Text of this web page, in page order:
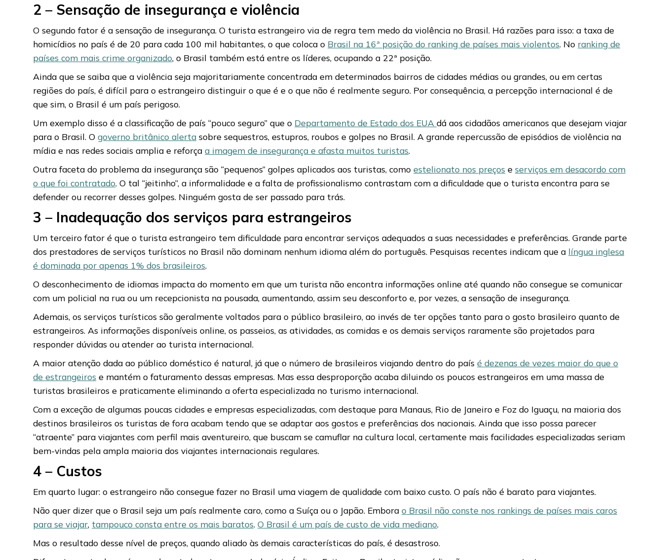
2 – Sensação de insegurança e violência
O segundo fator é a sensação de insegurança. O turista estrangeiro via de regra tem medo da violência no Brasil. Há razões para isso: a taxa de
homicídios no país é de 20 para cada 100 mil habitantes, o que coloca o Brasil na 16ª posição do ranking de países mais violentos. No ranking de
países com mais crime organizado, o Brasil também está entre os líderes, ocupando a 22ª posição.
Ainda que se saiba que a violência seja majoritariamente concentrada em determinados bairros de cidades médias ou grandes, ou em certas
regiões do país, é difícil para o estrangeiro distinguir o que é e o que não é realmente seguro. Por consequência, a percepção internacional é de
que sim, o Brasil é um país perigoso.
Um exemplo disso é a classificação de país “pouco seguro” que o Departamento de Estado dos EUAdá aos cidadãos americanos que desejam viajar
para o Brasil. Ogoverno britânico alerta sobre sequestros, estupros, roubos e golpes no Brasil. A grande repercussão de episódios de violência na
mídia e nas redes sociais amplia e reforçaa imagem de insegurança e afasta muitos turistas.
Outra faceta do problema da insegurança são “pequenos” golpes aplicados aos turistas, comoestelionato nos preços eserviços em desacordo com
o que foi contratado. O tal “jeitinho”, a informalidade e a falta de profissionalismo contrastam com a dificuldade que o turista encontra para se
defender ou recorrer desses golpes. Ninguém gosta de ser passado para trás.
3 – Inadequação dos serviços para estrangeiros
Um terceiro fator é que o turista estrangeiro tem dificuldade para encontrar serviços adequados a suas necessidades e preferências. Grande parte
dos prestadores de serviços turísticos no Brasil não dominam nenhum idioma além do português. Pesquisas recentes indicam que a língua inglesa
é dominada por apenas 1% dos brasileiros.
O desconhecimento de idiomas impacta do momento em que um turista não encontra informações online até quando não consegue se comunicar
com um policial na rua ou um recepcionista na pousada, aumentando, assim seu desconforto e, por vezes, a sensação de insegurança.
Ademais, os serviços turísticos são geralmente voltados para o público brasileiro, ao invés de ter opções tanto para o gosto brasileiro quanto de
estrangeiros. As informações disponíveis online, os passeios, as atividades, as comidas e os demais serviços raramente são projetados para
responder dúvidas ou atender ao turista internacional.
A maior atenção dada ao público doméstico é natural, já que o número de brasileiros viajando dentro do paísé dezenas de vezes maior do que o
de estrangeiros e mantém o faturamento dessas empresas. Mas essa desproporção acaba diluindo os poucos estrangeiros em uma massa de
turistas brasileiros e praticamente eliminando a oferta especializada no turismo internacional.
Com a exceção de algumas poucas cidades e empresas especializadas, com destaque para Manaus, Rio de Janeiro e Foz do Iguaçu, na maioria dos
destinos brasileiros os turistas de fora acabam tendo que se adaptar aos gostos e preferências dos nacionais. Ainda que isso possa parecer
“atraente” para viajantes com perfil mais aventureiro, que buscam se camuflar na cultura local, certamente mais facilidades especializadas seriam
bem-vindas pela ampla maioria dos viajantes internacionais regulares.
4 – Custos
Em quarto lugar: o estrangeiro não consegue fazer no Brasil uma viagem de qualidade com baixo custo. O país não é barato para viajantes.
Não quer dizer que o Brasil seja um país realmente caro, como a Suíça ou o Japão. Emborao Brasil não conste nos rankings de países mais caros
para se viajar, tampouco consta entre os mais baratos.O Brasil é um país de custo de vida mediano.
Mas o resultado desse nível de preços, quando aliado às demais características do país, é desastroso.